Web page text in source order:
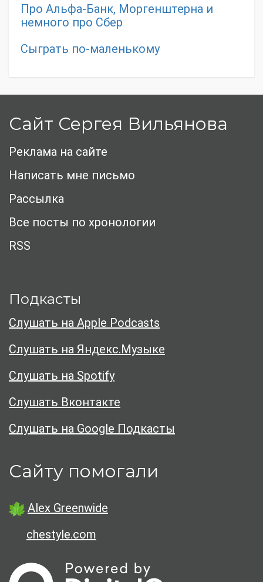
Про Альфа-Банк, Моргенштерна и
немного про Сбер
Сыграть по-маленькому
Сайт Сергея Вильянова
Реклама на сайте
Написать мне письмо
Рассылка
Все посты по хронологии
RSS
Подкасты
Слушать на Apple Podcasts
Слушать на Яндекс.Музыке
Слушать на Spotify
Слушать Вконтакте
Слушать на Google Подкасты
Сайту помогали
Alex Greenwide
chestyle.com